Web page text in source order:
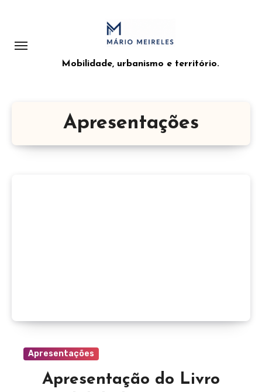
Mobilidade, urbanismo e território.
Apresentações
Apresentações
Apresentação do Livro